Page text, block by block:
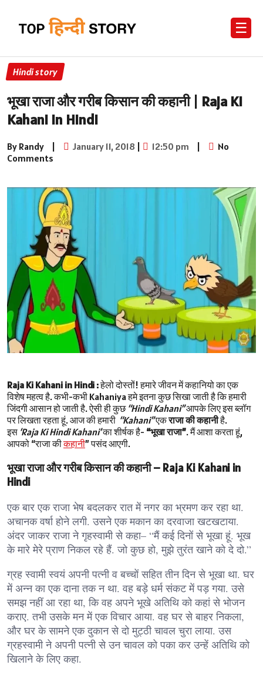
☰
Hindi story
भूखा राजा और गरीब किसान की कहानी | Raja Ki
Kahani in Hindi
By Randy | January 11, 2018 | 12:50 pm |
No
Comments
Raja Ki Kahani in Hindi :हेलो दोस्तों! हमारे जीवन में कहानियो का एक
विशेष महत्व है. कभी-कभी Kahaniya हमे इतना कुछ सिखा जाती है कि हमारी
जिंदगी आसान हो जाती है. ऐसी ही कुछ“Hindi Kahani”आपके लिए इस ब्लॉग
पर लिखता रहता हूं. आज की हमारी “Kahani”एकराजा की कहानीहै.
इस ‘Raja Ki Hindi Kahani’का शीर्षक है- “भूखा राजा”. मैं आशा करता हूं,
आपको “राजा कीकहानी” पसंद आएगी.
भूखा राजा और गरीब किसान की कहानी – Raja Ki Kahani in
Hindi
एक बार एक राजा भेष बदलकर रात में नगर का भ्रमण कर रहा था.
अचानक वर्षा होने लगी. उसने एक मकान का दरवाजा खटखटाया.
अंदर जाकर राजा ने गृहस्वामी से कहा– “मैं कई दिनों से भूखा हूं. भूख
के मारे मेरे प्राण निकल रहे हैं. जो कुछ हो, मुझे तुरंत खाने को दे दो.”
ग्रह स्वामी स्वयं अपनी पत्नी व बच्चों सहित तीन दिन से भूखा था. घर
में अन्न का एक दाना तक न था. वह बड़े धर्म संकट में पड़ गया. उसे
समझ नहीं आ रहा था, कि वह अपने भूखे अतिथि को कहां से भोजन
कराए. तभी उसके मन में एक विचार आया. वह घर से बाहर निकला,
और घर के सामने एक दुकान से दो मुट्ठी चावल चुरा लाया. उस
ग्रहस्वामी ने अपनी पत्नी से उन चावल को पका कर उन्हें अतिथि को
खिलाने के लिए कहा.